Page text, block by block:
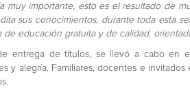
muy importante, esto es el resultado de
sus conocimientos, durante toda esta
de educación gratuita y de calidad,
entrega de títulos, se llevó a cabo en
y alegría. Familiares, docentes e